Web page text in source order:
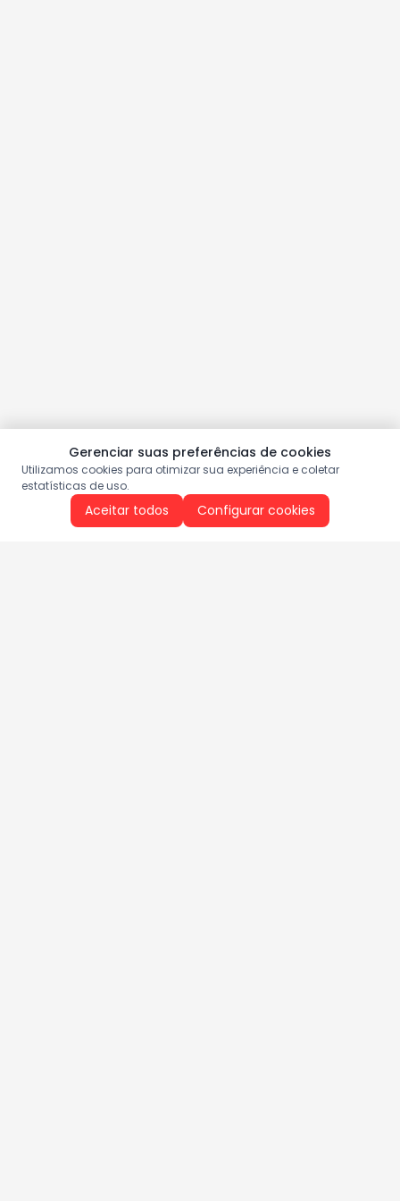
Gerenciar suas preferências de cookies
Utilizamos cookies para otimizar sua experiência e coletar
estatísticas de uso.
Aceitar todos Configurar cookies